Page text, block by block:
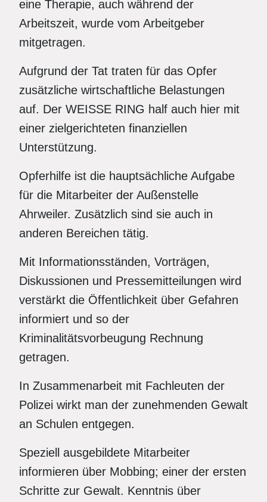
eine Therapie, auch während der
Arbeitszeit, wurde vom Arbeitgeber
mitgetragen.
Aufgrund der Tat traten für das Opfer
zusätzliche wirtschaftliche Belastungen
auf. Der WEISSE RING half auch hier mit
einer zielgerichteten finanziellen
Unterstützung.
Opferhilfe ist die hauptsächliche Aufgabe
für die Mitarbeiter der Außenstelle
Ahrweiler. Zusätzlich sind sie auch in
anderen Bereichen tätig.
Mit Informationsständen, Vorträgen,
Diskussionen und Pressemitteilungen wird
verstärkt die Öffentlichkeit über Gefahren
informiert und so der
Kriminalitätsvorbeugung Rechnung
getragen.
In Zusammenarbeit mit Fachleuten der
Polizei wirkt man der zunehmenden Gewalt
an Schulen entgegen.
Speziell ausgebildete Mitarbeiter
informieren über Mobbing; einer der ersten
Schritte zur Gewalt. Kenntnis über